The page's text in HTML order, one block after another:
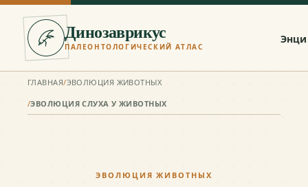
Динозаврикус
ПАЛЕОНТОЛОГИЧЕСКИЙ АТЛАС
ГЛАВНАЯ/ЭВОЛЮЦИЯ ЖИВОТНЫХ
/ЭВОЛЮЦИЯ СЛУХА У ЖИВОТНЫХ
ЭВОЛЮЦИЯ ЖИВОТНЫХ